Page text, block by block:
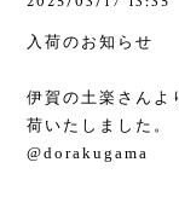
入荷のお知らせ
伊賀の土楽さんよ
荷いたしました。
@dorakugama